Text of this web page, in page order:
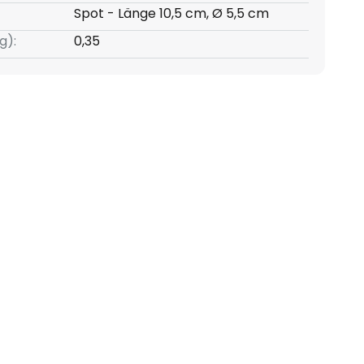
Spot - Länge 10,5 cm, Ø 5,5 cm
0,35